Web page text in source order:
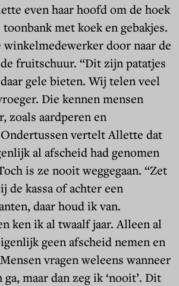
even haar hoofd om de hoek
met koek en gebakjes.
winkelmedewerker door naar de
fruitschuur. “Dit zijn patatjes
gele bieten. Wij telen veel
Die kennen mensen
zoals aardperen en
vertelt Allette dat
al afscheid had genomen
is ze nooit weggegaan. “Zet
de kassa of achter een
daar houd ik van.
ken ik al twaalf jaar. Alleen al
geen afscheid nemen en
vragen weleens wanneer
maar dan zeg ik ‘nooit’. Dit